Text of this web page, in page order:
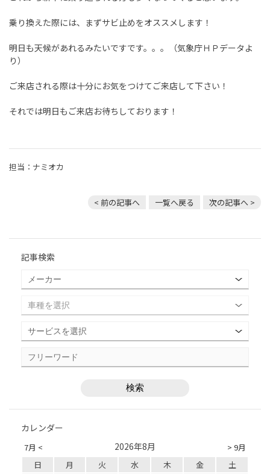
乗り換えた際には、まずサビ止めをオススメします！
明日も天候があれるみたいですです。。。（気象庁ＨＰデータよ
り）
ご来店される際は十分にお気をつけてご来店して下さい！
それでは明日もご来店お待ちしております！
担当：ナミオカ
< 前の記事へ 一覧へ戻る 次の記事へ >
記事検索
カレンダー
7月 < > 9月
2026年8月
日 月 火 水 木 金
土